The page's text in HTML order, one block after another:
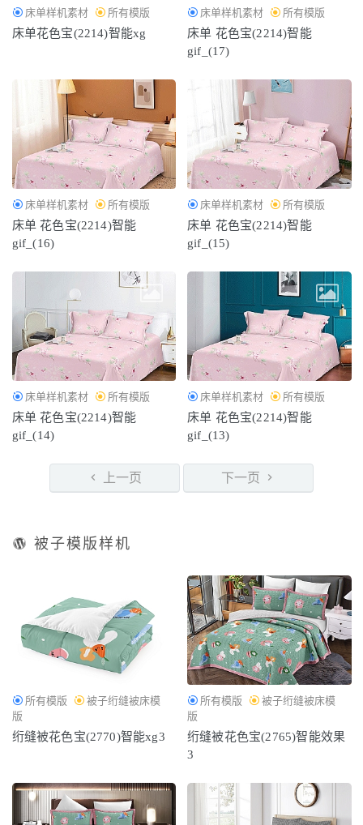
床单样机素材 所有模版
床单花色宝(2214)智能xg
床单样机素材 所有模版
床单 花色宝(2214)智能
gif_(17)
床单样机素材 所有模版
床单 花色宝(2214)智能
gif_(16)
床单样机素材 所有模版
床单 花色宝(2214)智能
gif_(15)
床单样机素材 所有模版
床单 花色宝(2214)智能
gif_(14)
床单样机素材 所有模版
床单 花色宝(2214)智能
gif_(13)
上一页 下一页
被子模版样机
所有模版
被子绗缝被床模
版
绗缝被花色宝(2770)智能xg3
所有模版
被子绗缝被床模
版
绗缝被花色宝(2765)智能效果
3